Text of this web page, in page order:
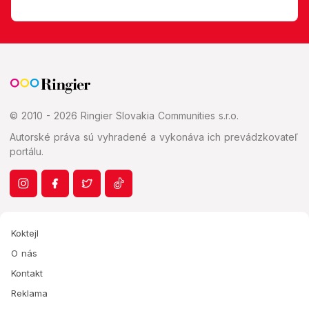
© 2010 - 2026 Ringier Slovakia Communities s.r.o.
Autorské práva sú vyhradené a vykonáva ich prevádzkovateľ
portálu.
Koktejl
O nás
Kontakt
Reklama